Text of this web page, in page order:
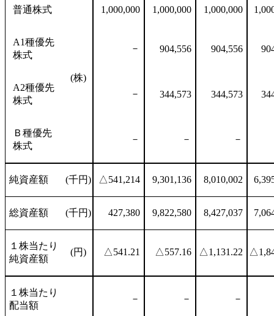
普通株式
(株)
1,000,000 1,000,000 1,000,000
A1種優先
株式
－ 904,556 904,556
A2種優先
株式
－ 344,573 344,573
Ｂ種優先
株式
－ － －
純資産額 (千円) △541,214 9,301,136 8,010,002
総資産額 (千円) 427,380 9,822,580 8,427,037
１株当たり
純資産額
(円) △541.21 △557.16 △1,131.22
１株当たり
配当額
－ － －